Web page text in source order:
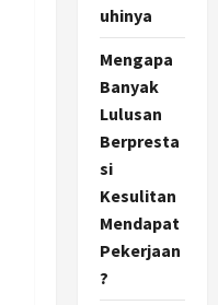
uhinya
Mengapa
Banyak
Lulusan
Berpresta
si
Kesulitan
Mendapat
Pekerjaan
?